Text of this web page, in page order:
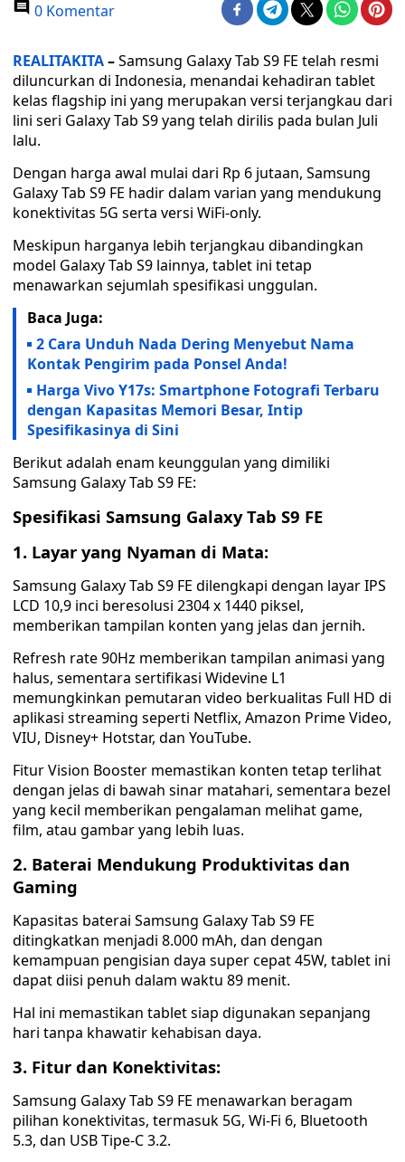
0 Komentar
REALITAKITA–Samsung Galaxy Tab S9 FE telah resmi
diluncurkan di Indonesia, menandai kehadiran tablet
kelas flagship ini yang merupakan versi terjangkau dari
lini seri Galaxy Tab S9 yang telah dirilis pada bulan Juli
lalu.
Dengan harga awal mulai dari Rp 6 jutaan, Samsung
Galaxy Tab S9 FE hadir dalam varian yang mendukung
konektivitas 5G serta versi WiFi-only.
Meskipun harganya lebih terjangkau dibandingkan
model Galaxy Tab S9 lainnya, tablet ini tetap
menawarkan sejumlah spesifikasi unggulan.
Baca Juga:
2 Cara Unduh Nada Dering Menyebut Nama
Kontak Pengirim pada Ponsel Anda!
Harga Vivo Y17s: Smartphone Fotografi Terbaru
dengan Kapasitas Memori Besar, Intip
Spesifikasinya di Sini
Berikut adalah enam keunggulan yang dimiliki
Samsung Galaxy Tab S9 FE:
Spesifikasi Samsung Galaxy Tab S9 FE
1. Layar yang Nyaman di Mata:
Samsung Galaxy Tab S9 FE dilengkapi dengan layar IPS
LCD 10,9 inci beresolusi 2304 x 1440 piksel,
memberikan tampilan konten yang jelas dan jernih.
Refresh rate 90Hz memberikan tampilan animasi yang
halus, sementara sertifikasi Widevine L1
memungkinkan pemutaran video berkualitas Full HD di
aplikasi streaming seperti Netflix, Amazon Prime Video,
VIU, Disney+ Hotstar, dan YouTube.
Fitur Vision Booster memastikan konten tetap terlihat
dengan jelas di bawah sinar matahari, sementara bezel
yang kecil memberikan pengalaman melihat game,
film, atau gambar yang lebih luas.
2. Baterai Mendukung Produktivitas dan
Gaming
Kapasitas baterai Samsung Galaxy Tab S9 FE
ditingkatkan menjadi 8.000 mAh, dan dengan
kemampuan pengisian daya super cepat 45W, tablet ini
dapat diisi penuh dalam waktu 89 menit.
Hal ini memastikan tablet siap digunakan sepanjang
hari tanpa khawatir kehabisan daya.
3. Fitur dan Konektivitas:
Samsung Galaxy Tab S9 FE menawarkan beragam
pilihan konektivitas, termasuk 5G, Wi-Fi 6, Bluetooth
5.3, dan USB Tipe-C 3.2.